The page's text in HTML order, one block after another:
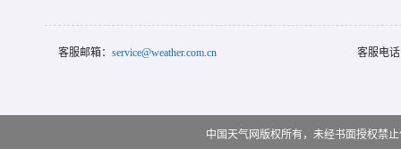
客服邮箱： service@weather.com.cn 客服电
中国天气网版权所有，未经书面授权